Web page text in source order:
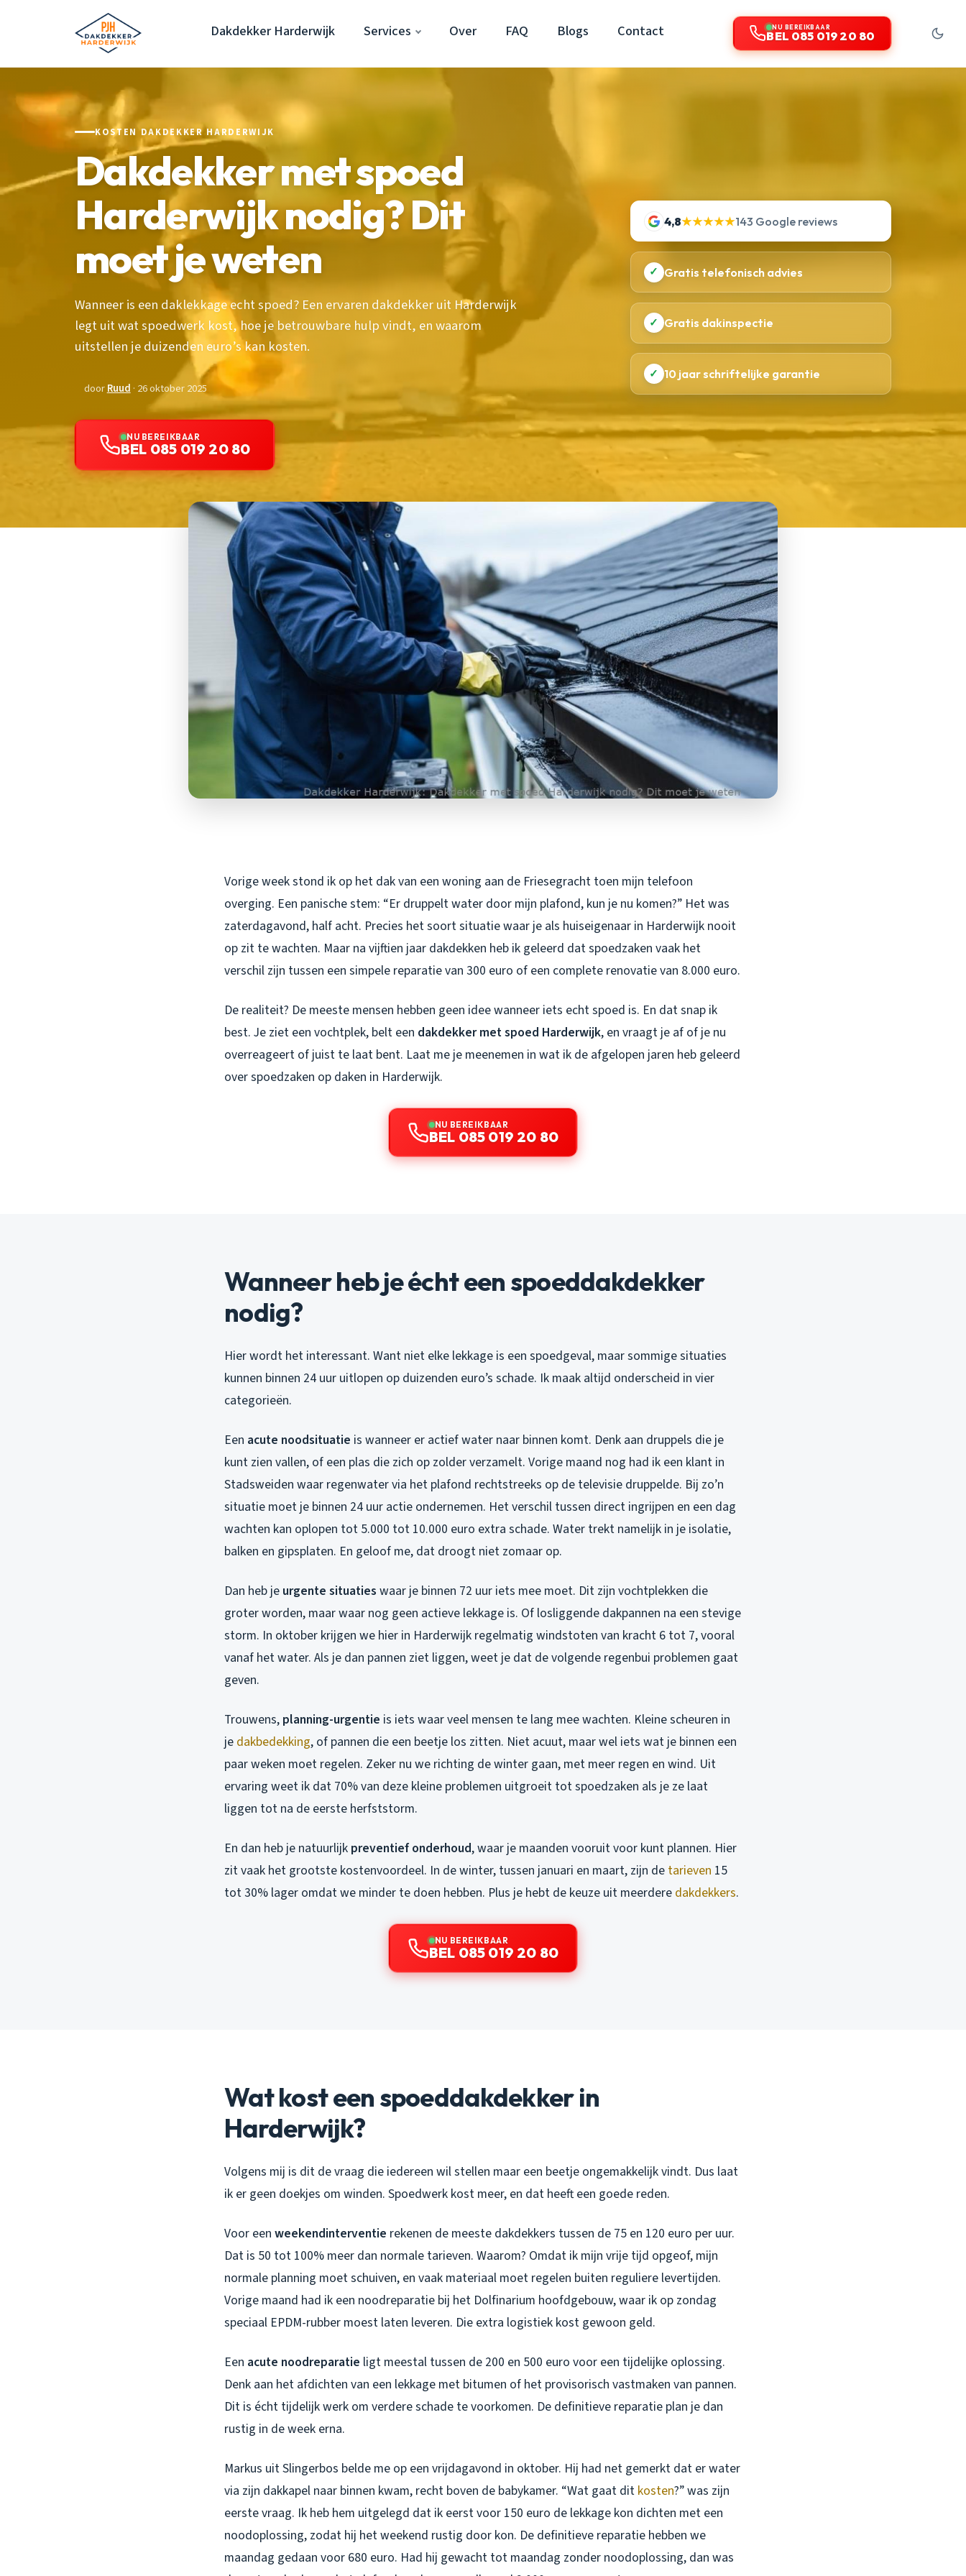
Dakdekker Harderwijk Services Over FAQ Blogs Contact NU BEREIKBAAR
BEL 085 019 20 80
KOSTEN DAKDEKKER HARDERWIJK
Dakdekker met spoed
Harderwijk nodig? Dit
moet je weten
Wanneer is een daklekkage echt spoed? Een ervaren dakdekker uit Harderwijk
legt uit wat spoedwerk kost, hoe je betrouwbare hulp vindt, en waarom
uitstellen je duizenden euro’s kan kosten.
doorRuud · 26 oktober 2025
NU BEREIKBAAR
BEL 085 019 20 80
4,8★★★★★143 Google reviews
✓ Gratis telefonisch advies
✓ Gratis dakinspectie
✓ 10 jaar schriftelijke garantie
Vorige week stond ik op het dak van een woning aan de Friesegracht toen mijn telefoon
overging. Een panische stem: “Er druppelt water door mijn plafond, kun je nu komen?” Het was
zaterdagavond, half acht. Precies het soort situatie waar je als huiseigenaar in Harderwijk nooit
op zit te wachten. Maar na vijftien jaar dakdekken heb ik geleerd dat spoedzaken vaak het
verschil zijn tussen een simpele reparatie van 300 euro of een complete renovatie van 8.000 euro.
De realiteit? De meeste mensen hebben geen idee wanneer iets echt spoed is. En dat snap ik
best. Je ziet een vochtplek, belt een dakdekker met spoed Harderwijk, en vraagt je af of je nu
overreageert of juist te laat bent. Laat me je meenemen in wat ik de afgelopen jaren heb geleerd
over spoedzaken op daken in Harderwijk.
NU BEREIKBAAR
BEL 085 019 20 80
Wanneer heb je écht een spoeddakdekker
nodig?
Hier wordt het interessant. Want niet elke lekkage is een spoedgeval, maar sommige situaties
kunnen binnen 24 uur uitlopen op duizenden euro’s schade. Ik maak altijd onderscheid in vier
categorieën.
Een acute noodsituatie is wanneer er actief water naar binnen komt. Denk aan druppels die je
kunt zien vallen, of een plas die zich op zolder verzamelt. Vorige maand nog had ik een klant in
Stadsweiden waar regenwater via het plafond rechtstreeks op de televisie druppelde. Bij zo’n
situatie moet je binnen 24 uur actie ondernemen. Het verschil tussen direct ingrijpen en een dag
wachten kan oplopen tot 5.000 tot 10.000 euro extra schade. Water trekt namelijk in je isolatie,
balken en gipsplaten. En geloof me, dat droogt niet zomaar op.
Dan heb je urgente situaties waar je binnen 72 uur iets mee moet. Dit zijn vochtplekken die
groter worden, maar waar nog geen actieve lekkage is. Of losliggende dakpannen na een stevige
storm. In oktober krijgen we hier in Harderwijk regelmatig windstoten van kracht 6 tot 7, vooral
vanaf het water. Als je dan pannen ziet liggen, weet je dat de volgende regenbui problemen gaat
geven.
Trouwens, planning-urgentie is iets waar veel mensen te lang mee wachten. Kleine scheuren in
je dakbedekking, of pannen die een beetje los zitten. Niet acuut, maar wel iets wat je binnen een
paar weken moet regelen. Zeker nu we richting de winter gaan, met meer regen en wind. Uit
ervaring weet ik dat 70% van deze kleine problemen uitgroeit tot spoedzaken als je ze laat
liggen tot na de eerste herfststorm.
En dan heb je natuurlijk preventief onderhoud, waar je maanden vooruit voor kunt plannen. Hier
zit vaak het grootste kostenvoordeel. In de winter, tussen januari en maart, zijn de tarieven 15
tot 30% lager omdat we minder te doen hebben. Plus je hebt de keuze uit meerdere dakdekkers.
NU BEREIKBAAR
BEL 085 019 20 80
Wat kost een spoeddakdekker in
Harderwijk?
Volgens mij is dit de vraag die iedereen wil stellen maar een beetje ongemakkelijk vindt. Dus laat
ik er geen doekjes om winden. Spoedwerk kost meer, en dat heeft een goede reden.
Voor een weekendinterventie rekenen de meeste dakdekkers tussen de 75 en 120 euro per uur.
Dat is 50 tot 100% meer dan normale tarieven. Waarom? Omdat ik mijn vrije tijd opgeof, mijn
normale planning moet schuiven, en vaak materiaal moet regelen buiten reguliere levertijden.
Vorige maand had ik een noodreparatie bij het Dolfinarium hoofdgebouw, waar ik op zondag
speciaal EPDM-rubber moest laten leveren. Die extra logistiek kost gewoon geld.
Een acute noodreparatie ligt meestal tussen de 200 en 500 euro voor een tijdelijke oplossing.
Denk aan het afdichten van een lekkage met bitumen of het provisorisch vastmaken van pannen.
Dit is écht tijdelijk werk om verdere schade te voorkomen. De definitieve reparatie plan je dan
rustig in de week erna.
Markus uit Slingerbos belde me op een vrijdagavond in oktober. Hij had net gemerkt dat er water
via zijn dakkapel naar binnen kwam, recht boven de babykamer. “Wat gaat dit kosten?” was zijn
eerste vraag. Ik heb hem uitgelegd dat ik eerst voor 150 euro de lekkage kon dichten met een
noodoplossing, zodat hij het weekend rustig door kon. De definitieve reparatie hebben we
maandag gedaan voor 680 euro. Had hij gewacht tot maandag zonder noodoplossing, dan was